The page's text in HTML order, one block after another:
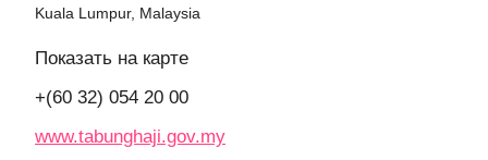
Kuala Lumpur, Malaysia
Показать на карте
+(60 32) 054 20 00
www.tabunghaji.gov.my